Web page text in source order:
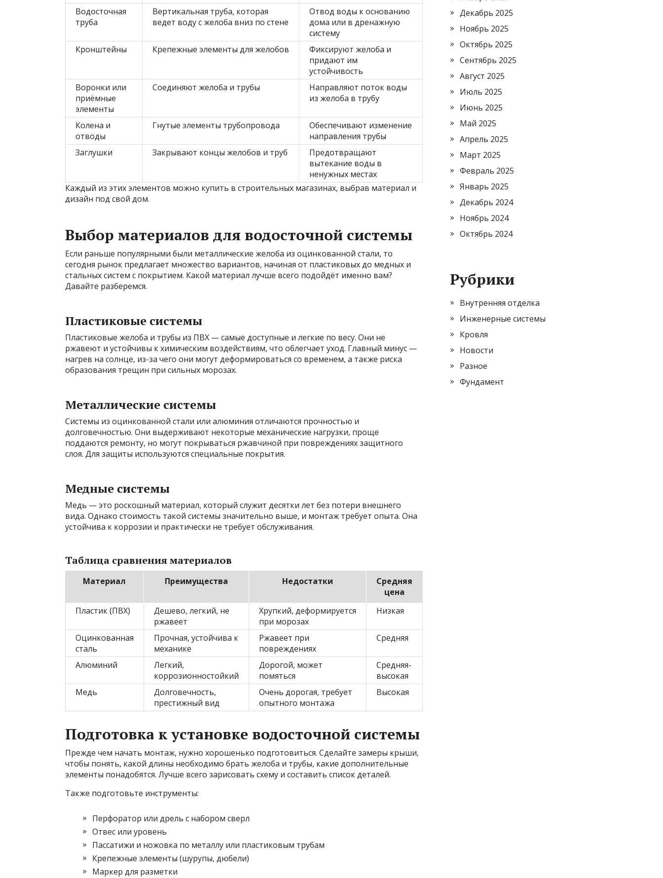
Водосточная
труба
Вертикальная труба, которая
ведет воду с желоба вниз по стене
Отвод воды к основанию
дома или в дренажную
систему
Кронштейны
Крепежные элементы для желобов
Фиксируют желоба и
придают им
устойчивость
Воронки или
приёмные
элементы
Соединяют желоба и трубы
Направляют поток воды
из желоба в трубу
Колена и
отводы
Гнутые элементы трубопровода
Обеспечивают изменение
направления трубы
Заглушки
Закрывают концы желобов и труб
Предотвращают
вытекание воды в
ненужных местах
Каждый из этих элементов можно купить в строительных магазинах, выбрав материал и
дизайн под свой дом.
Выбор материалов для водосточной системы
Если раньше популярными были металлические желоба из оцинкованной стали, то
сегодня рынок предлагает множество вариантов, начиная от пластиковых до медных и
стальных систем с покрытием. Какой материал лучше всего подойдёт именно вам?
Давайте разберемся.
Пластиковые системы
Пластиковые желоба и трубы из ПВХ — самые доступные и легкие по весу. Они не
ржавеют и устойчивы к химическим воздействиям, что облегчает уход. Главный минус —
нагрев на солнце, из-за чего они могут деформироваться со временем, а также риска
образования трещин при сильных морозах.
Металлические системы
Системы из оцинкованной стали или алюминия отличаются прочностью и
долговечностью. Они выдерживают некоторые механические нагрузки, проще
поддаются ремонту, но могут покрываться ржавчиной при повреждениях защитного
слоя. Для защиты используются специальные покрытия.
Медные системы
Медь — это роскошный материал, который служит десятки лет без потери внешнего
вида. Однако стоимость такой системы значительно выше, и монтаж требует опыта. Она
устойчива к коррозии и практически не требует обслуживания.
Таблица сравнения материалов
Материал Преимущества Недостатки
Средняя
цена
Пластик (ПВХ)
Дешево, легкий, не
ржавеет
Хрупкий, деформируется
при морозах
Низкая
Оцинкованная
сталь
Прочная, устойчива к
механике
Ржавеет при
повреждениях
Средняя
Алюминий
Легкий,
коррозионностойкий
Дорогой, может
помяться
Средняя-
высокая
Медь
Долговечность,
престижный вид
Очень дорогая, требует
опытного монтажа
Высокая
Подготовка к установке водосточной системы
Прежде чем начать монтаж, нужно хорошенько подготовиться. Сделайте замеры крыши,
чтобы понять, какой длины необходимо брать желоба и трубы, какие дополнительные
элементы понадобятся. Лучше всего зарисовать схему и составить список деталей.
Также подготовьте инструменты:
Перфоратор или дрель с набором сверл
Отвес или уровень
Пассатижи и ножовка по металлу или пластиковым трубам
Крепежные элементы (шурупы, дюбели)
Маркер для разметки
Декабрь 2025
Ноябрь 2025
Октябрь 2025
Сентябрь 2025
Август 2025
Июль 2025
Июнь 2025
Май 2025
Апрель 2025
Март 2025
Февраль 2025
Январь 2025
Декабрь 2024
Ноябрь 2024
Октябрь 2024
Рубрики
Внутренняя отделка
Инженерные системы
Кровля
Новости
Разное
Фундамент